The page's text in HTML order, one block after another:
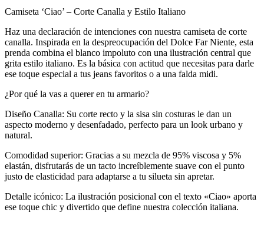
Camiseta ‘Ciao’ – Corte Canalla y Estilo Italiano
Haz una declaración de intenciones con nuestra camiseta de corte
canalla. Inspirada en la despreocupación del Dolce Far Niente, esta
prenda combina el blanco impoluto con una ilustración central que
grita estilo italiano. Es la básica con actitud que necesitas para darle
ese toque especial a tus jeans favoritos o a una falda midi.
¿Por qué la vas a querer en tu armario?
Diseño Canalla: Su corte recto y la sisa sin costuras le dan un
aspecto moderno y desenfadado, perfecto para un look urbano y
natural.
Comodidad superior: Gracias a su mezcla de 95% viscosa y 5%
elastán, disfrutarás de un tacto increíblemente suave con el punto
justo de elasticidad para adaptarse a tu silueta sin apretar.
Detalle icónico: La ilustración posicional con el texto «Ciao» aporta
ese toque chic y divertido que define nuestra colección italiana.